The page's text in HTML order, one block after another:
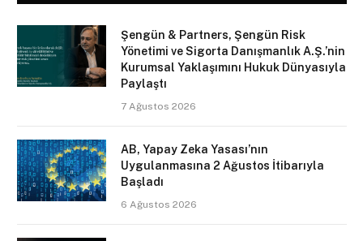
Şengün & Partners, Şengün Risk
Yönetimi ve Sigorta Danışmanlık A.Ş.’nin
Kurumsal Yaklaşımını Hukuk Dünyasıyla
Paylaştı
7 Ağustos 2026
AB, Yapay Zeka Yasası’nın
Uygulanmasına 2 Ağustos İtibarıyla
Başladı
6 Ağustos 2026